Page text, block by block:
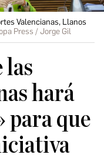
Valencianas, Llanos
Press / Jorge Gil
las
hará
para que